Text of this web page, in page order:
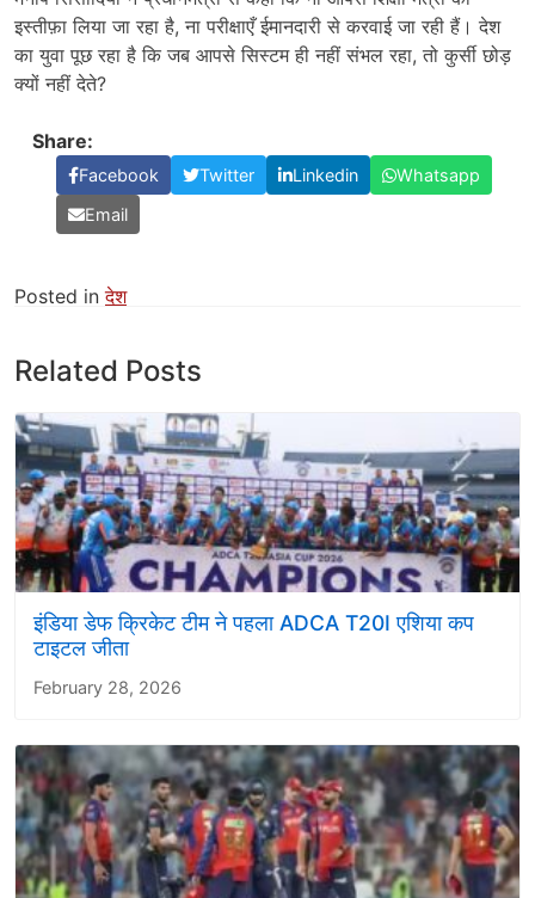
इस्तीफ़ा लिया जा रहा है, ना परीक्षाएँ ईमानदारी से करवाई जा रही हैं। देश
का युवा पूछ रहा है कि जब आपसे सिस्टम ही नहीं संभल रहा, तो कुर्सी छोड़
क्यों नहीं देते?
Share:
Facebook Twitter Linkedin
Whatsapp
Email
Posted inदेश
Related Posts
इंडिया डेफ क्रिकेट टीम ने पहला ADCA T20I एशिया कप
टाइटल जीता
February 28, 2026